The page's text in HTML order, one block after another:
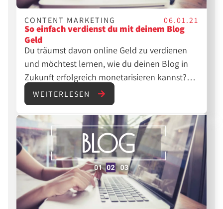
CONTENT MARKETING 06.01.21
So einfach verdienst du mit deinem Blog
Geld
Du träumst davon online Geld zu verdienen
und möchtest lernen, wie du deinen Blog in
Zukunft erfolgreich monetarisieren kannst?
Wir verraten dir in unserem dritten und letzten
Beitrag zu unserer Serie ”deinen eigenen Blog
erstellen”, wie du mit deinem Hobby-Blog
endlich Einkünfte generierst!
WEITERLESEN